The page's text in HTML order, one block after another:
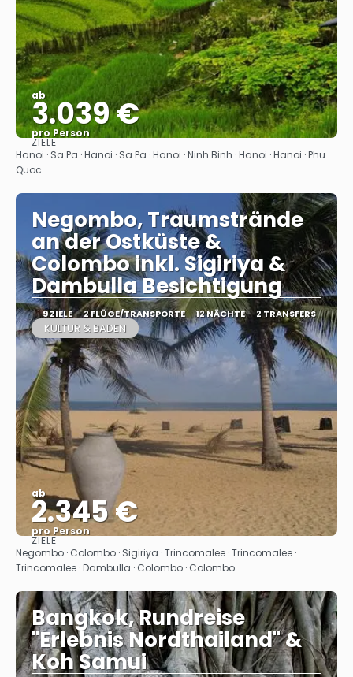
ab
3.039 €
pro Person
Sehen
ZIELE
Hanoi · Sa Pa · Hanoi · Sa Pa · Hanoi · Ninh Binh · Hanoi · Hanoi · Phu
Quoc
Negombo, Traumstrände
an der Ostküste &
Colombo inkl. Sigiriya &
Dambulla Besichtigung
9 ZIELE 2 FLÜGE/TRANSPORTE 12 NÄCHTE 2 TRANSFERS
KULTUR & BADEN
ab
2.345 €
pro Person
Sehen
ZIELE
Negombo · Colombo · Sigiriya · Trincomalee · Trincomalee ·
Trincomalee · Dambulla · Colombo · Colombo
Bangkok, Rundreise
"Erlebnis Nordthailand" &
Koh Samui